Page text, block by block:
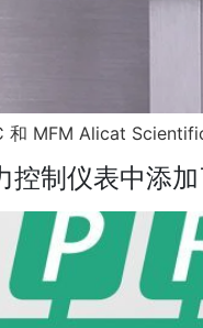
和 MFM Alicat
制仪表中添加